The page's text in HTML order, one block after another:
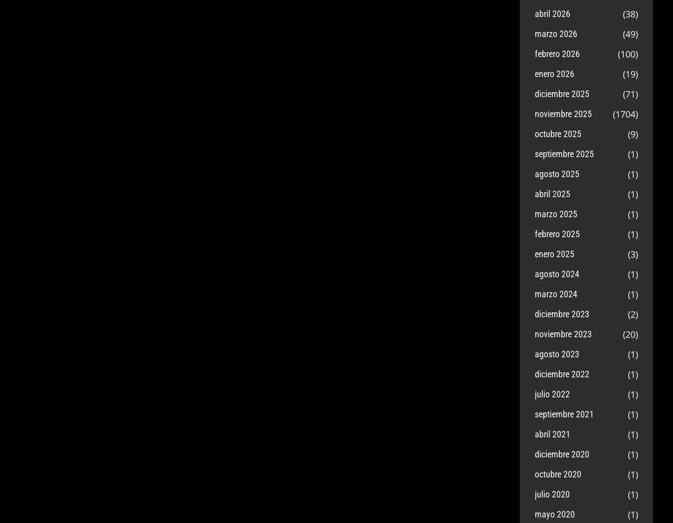
abril 2026 (38)
marzo 2026 (49)
febrero 2026 (100)
enero 2026 (19)
diciembre 2025 (71)
noviembre 2025 (1704)
octubre 2025 (9)
septiembre 2025 (1)
agosto 2025 (1)
abril 2025 (1)
marzo 2025 (1)
febrero 2025 (1)
enero 2025 (3)
agosto 2024 (1)
marzo 2024 (1)
diciembre 2023 (2)
noviembre 2023 (20)
agosto 2023 (1)
diciembre 2022 (1)
julio 2022 (1)
septiembre 2021 (1)
abril 2021 (1)
diciembre 2020 (1)
octubre 2020 (1)
julio 2020 (1)
mayo 2020 (1)